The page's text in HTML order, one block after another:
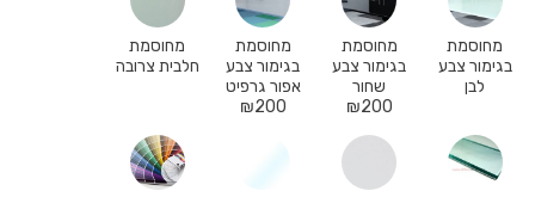
מחוסמת
בגימור צבע
לבן
מחוסמת
בגימור צבע
שחור
₪200
מחוסמת
בגימור צבע
אפור גרפיט
₪200
מחוסמת
חלבית צרובה